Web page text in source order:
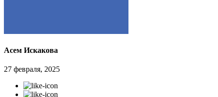
Асем Искакова
27 февраля, 2025